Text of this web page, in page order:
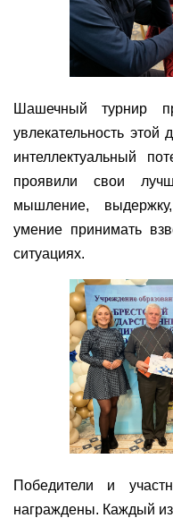
Шашечный турнир
увлекательность
интеллектуальный
проявили свои
мышление,
умение принимать
ситуациях.
Победители и
награждены. Каждый